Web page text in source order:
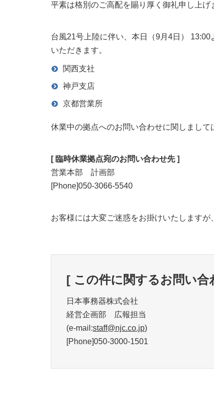
平素は格別のご高配を賜り厚く御礼申し上げ
台風21号上陸に伴い、本日（9月4日）
いただきます。
関西支社
神戸支店
京都営業所
休業中の拠点へのお問い合わせに関しまして
[ 臨時休業拠点宛のお問い合わせ先 ]
営業本部 計画部
[Phone]050-3066-5540
お客様には大変ご迷惑をお掛けいたしますが
[ この件に関するお問い合
日本事務器株式会社
経営企画部 広報担当
(e-mail:staff@njc.co.jp)
[Phone]050-3000-1501